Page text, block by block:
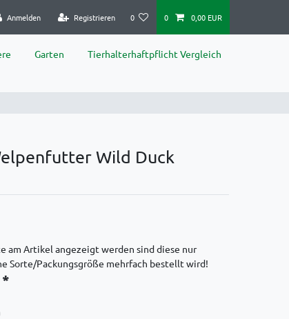
Anmelden Registrieren 0 0 0,00 EUR
Garten Tierhalterhaftpflicht Vergleich
Wild Duck
am Artikel angezeigt werden sind diese nur
Sorte/Packungsgröße mehrfach bestellt wird!
*